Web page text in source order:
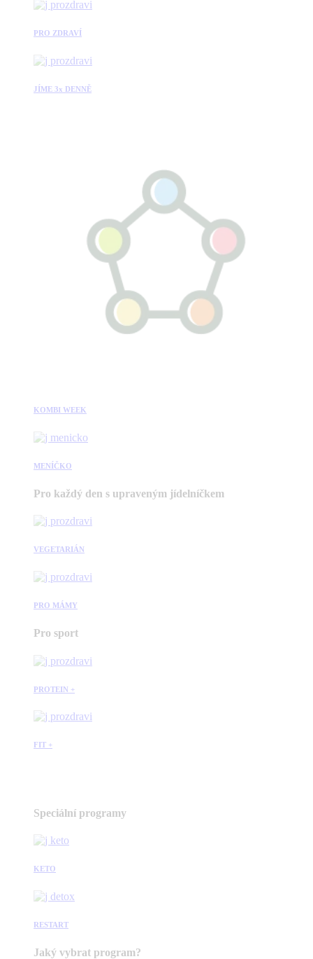
PRO ZDRAVÍ
JÍME 3x DENNĚ
KOMBI WEEK
MENÍČKO
Pro každý den s upraveným jídelníčkem
VEGETARIÁN
PRO MÁMY
Pro sport
PROTEIN +
FIT +
Speciální programy
KETO
RESTART
Jaký vybrat program?